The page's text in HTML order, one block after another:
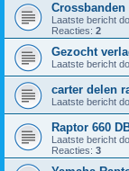
Laatste bericht
Reacties: 2
Gezocht
Laatste bericht
carter delen
Laatste bericht
Raptor 660
Laatste bericht
Reacties: 3